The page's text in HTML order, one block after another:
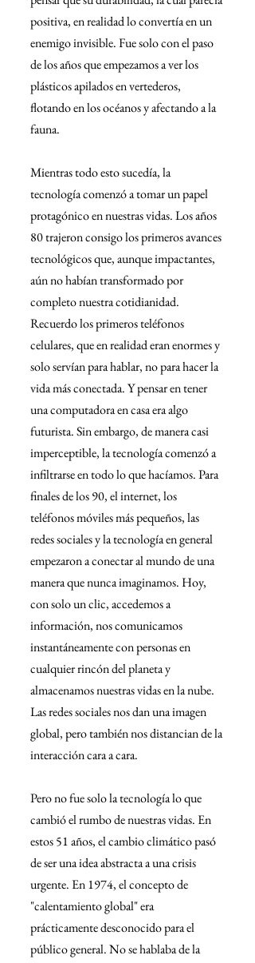
positiva, en realidad lo convertía en un
enemigo invisible. Fue solo con el paso
de los años que empezamos a ver los
plásticos apilados en vertederos,
flotando en los océanos y afectando a la
fauna.
Mientras todo esto sucedía, la
tecnología comenzó a tomar un papel
protagónico en nuestras vidas. Los años
80 trajeron consigo los primeros avances
tecnológicos que, aunque impactantes,
aún no habían transformado por
completo nuestra cotidianidad.
Recuerdo los primeros teléfonos
celulares, que en realidad eran enormes y
solo servían para hablar, no para hacer la
vida más conectada. Y pensar en tener
una computadora en casa era algo
futurista. Sin embargo, de manera casi
imperceptible, la tecnología comenzó a
infiltrarse en todo lo que hacíamos. Para
finales de los 90, el internet, los
teléfonos móviles más pequeños, las
redes sociales y la tecnología en general
empezaron a conectar al mundo de una
manera que nunca imaginamos. Hoy,
con solo un clic, accedemos a
información, nos comunicamos
instantáneamente con personas en
cualquier rincón del planeta y
almacenamos nuestras vidas en la nube.
Las redes sociales nos dan una imagen
global, pero también nos distancian de la
interacción cara a cara.
Pero no fue solo la tecnología lo que
cambió el rumbo de nuestras vidas. En
estos 51 años, el cambio climático pasó
de ser una idea abstracta a una crisis
urgente. En 1974, el concepto de
"calentamiento global" era
prácticamente desconocido para el
público general. No se hablaba de la